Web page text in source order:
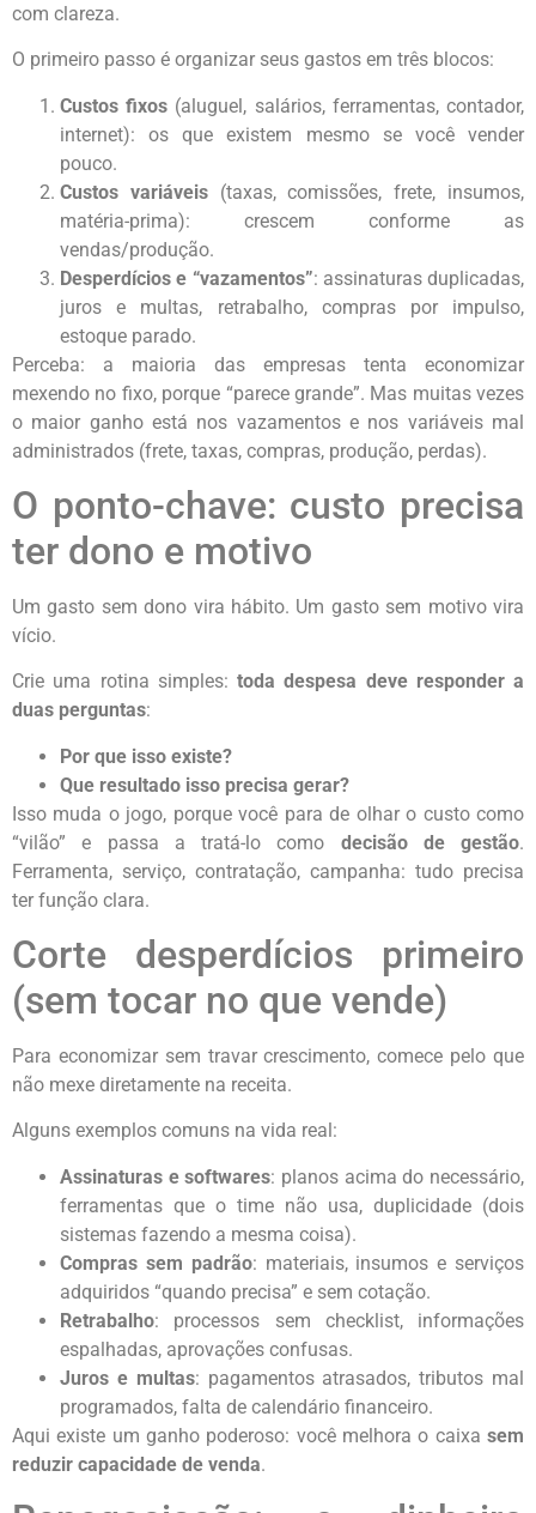
com clareza.
O primeiro passo é organizar seus gastos em três blocos:
Custos fixos (aluguel, salários, ferramentas, contador,
internet): os que existem mesmo se você vender
pouco.
Custos variáveis(taxas, comissões, frete, insumos,
matéria-prima): crescem conforme as
vendas/produção.
Desperdícios e “vazamentos”: assinaturas duplicadas,
juros e multas, retrabalho, compras por impulso,
estoque parado.
Perceba: a maioria das empresas tenta economizar
mexendo no fixo, porque “parece grande”. Mas muitas vezes
o maior ganho está nos vazamentos e nos variáveis mal
administrados (frete, taxas, compras, produção, perdas).
O ponto-chave: custo precisa
ter dono e motivo
Um gasto sem dono vira hábito. Um gasto sem motivo vira
vício.
Crie uma rotina simples: toda despesa deve responder a
duas perguntas:
Por que isso existe?
Que resultado isso precisa gerar?
Isso muda o jogo, porque você para de olhar o custo como
“vilão” e passa a tratá-lo como decisão de gestão.
Ferramenta, serviço, contratação, campanha: tudo precisa
ter função clara.
Corte desperdícios primeiro
(sem tocar no que vende)
Para economizar sem travar crescimento, comece pelo que
não mexe diretamente na receita.
Alguns exemplos comuns na vida real:
Assinaturas e softwares: planos acima do necessário,
ferramentas que o time não usa, duplicidade (dois
sistemas fazendo a mesma coisa).
Compras sem padrão: materiais, insumos e serviços
adquiridos “quando precisa” e sem cotação.
Retrabalho: processos sem checklist, informações
espalhadas, aprovações confusas.
Juros e multas: pagamentos atrasados, tributos mal
programados, falta de calendário financeiro.
Aqui existe um ganho poderoso: você melhora o caixa sem
reduzir capacidade de venda.